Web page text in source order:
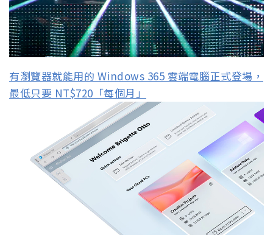
有瀏覽器就能用的 Windows 365 雲端電腦正式登場，
最低只要 NT$720「每個月」